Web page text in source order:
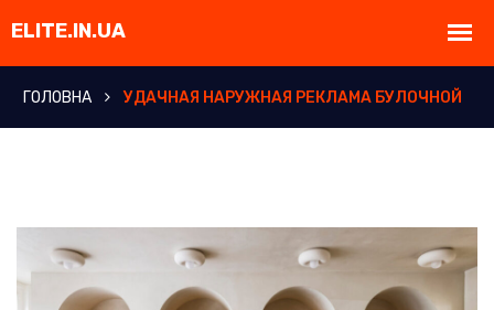
ГОЛОВНА УДАЧНАЯ НАРУЖНАЯ РЕКЛАМА БУЛОЧНОЙ